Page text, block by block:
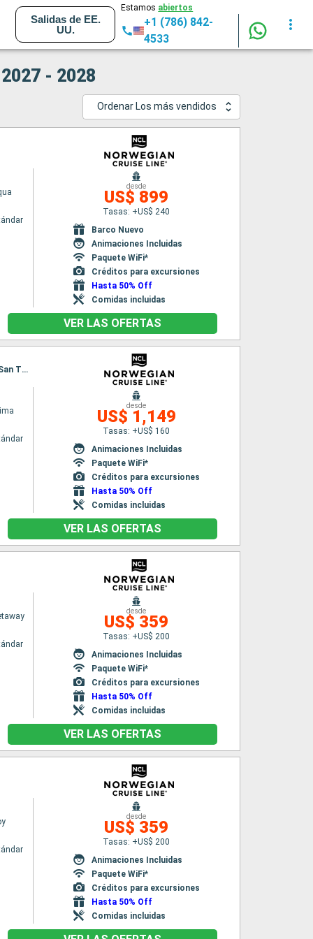
Salidas de EE.
UU.
Estamos abiertos
+1 (786) 842-
4533
- 2028
Ordenar Los más vendidos
desde
US$ 899
Tasas: +US$ 240
Barco Nuevo
Animaciones Incluidas
Paquete WiFi*
Créditos para excursiones
Hasta 50% Off
Comidas incluidas
VER LAS OFERTAS
Itinerario : San Juan, Tortola, Basse-Terre (Guadalupe), Bridgetown, Castries, Philipsburg, San Thomas, San Juan
desde
US$ 1,149
Tasas: +US$ 160
Animaciones Incluidas
Paquete WiFi*
Créditos para excursiones
Hasta 50% Off
Comidas incluidas
VER LAS OFERTAS
desde
US$ 359
Tasas: +US$ 200
Animaciones Incluidas
Paquete WiFi*
Créditos para excursiones
Hasta 50% Off
Comidas incluidas
VER LAS OFERTAS
desde
US$ 359
Tasas: +US$ 200
Animaciones Incluidas
Paquete WiFi*
Créditos para excursiones
Hasta 50% Off
Comidas incluidas